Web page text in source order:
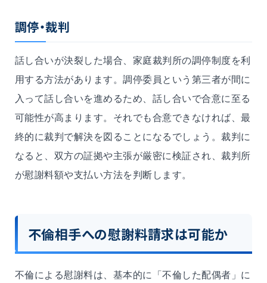
調停・裁判
話し合いが決裂した場合、家庭裁判所の調停制度を利
用する方法があります。調停委員という第三者が間に
入って話し合いを進めるため、話し合いで合意に至る
可能性が高まります。それでも合意できなければ、最
終的に裁判で解決を図ることになるでしょう。裁判に
なると、双方の証拠や主張が厳密に検証され、裁判所
が慰謝料額や支払い方法を判断します。
不倫相手への慰謝料請求は可能か
不倫による慰謝料は、基本的に「不倫した配偶者」に